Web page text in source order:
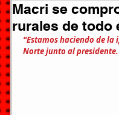
Macri se
rurales de todo
“Estamos haciendo de
Norte junto al presidente.